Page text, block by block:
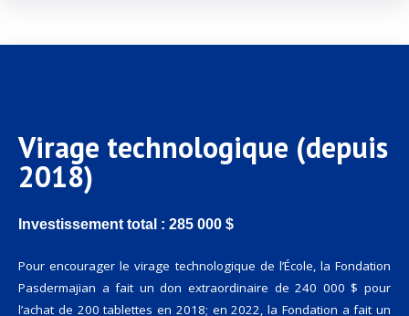
Virage technologique (depuis
2018)
Investissement total : 285 000 $
Pour encourager le virage technologique de l’École, la Fondation
Pasdermajian a fait un don extraordinaire de 240 000 $ pour
l’achat de 200 tablettes en 2018; en 2022, la Fondation a fait un